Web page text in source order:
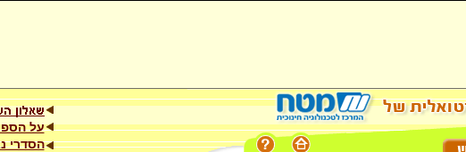
על
הסדרי